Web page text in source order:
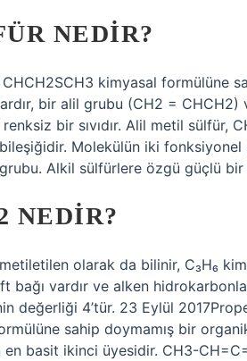
NEDIR?
kimyasal formülüne
bir alil grubu (CH2 =
bir sıvıdır. Alil metil sülfür,
Molekülün iki
Alkil sülfürlere özgü güçlü bir
NEDIR?
olarak da bilinir, C₃H₆
vardır ve alken
değerliği 4’tür. 23 Eylül
sahip doymamış bir
en basit ikinci üyesidir. CH3-